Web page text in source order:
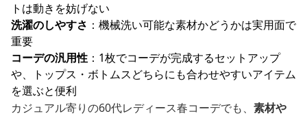
トは動きを妨げない
洗濯のしやすさ ：機械洗い可能な素材かどうかは実用面で
重要
コーデの汎用性 ：1枚でコーデが完成するセットアップ
や、トップス・ボトムスどちらにも合わせやすいアイテム
を選ぶと便利
カジュアル寄りの60代レディース春コーデでも、 素材や